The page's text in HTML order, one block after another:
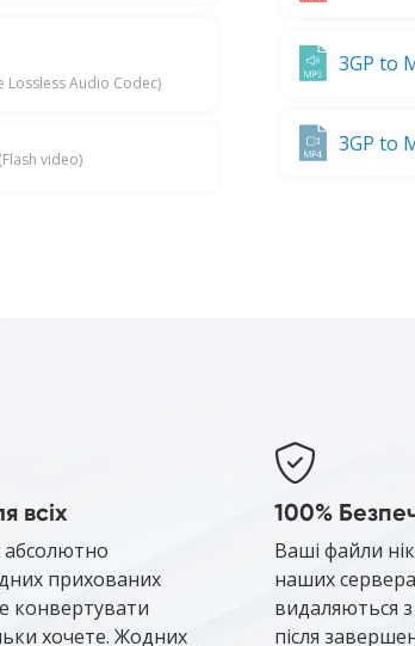
Lossless Audio Codec)
(Flash video)
3GP to
3GP to
всіх
абсолютно
прихованих
конвертувати
хочете. Жодних
100%
Ваші файли
наших
видаляються
після